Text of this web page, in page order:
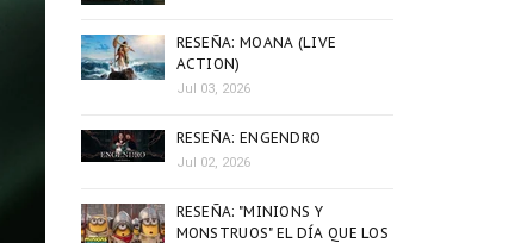
RESEÑA: MOANA (LIVE
ACTION)
Jul 03, 2026
RESEÑA: ENGENDRO
Jul 02, 2026
RESEÑA: "MINIONS Y
MONSTRUOS" EL DÍA QUE LOS